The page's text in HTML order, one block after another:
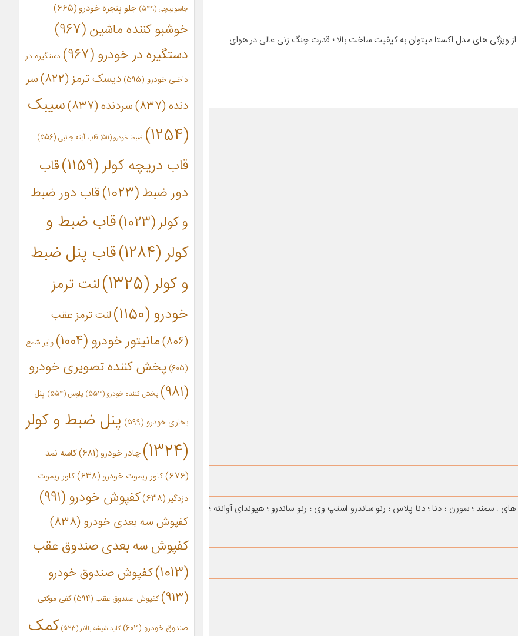
تایرز ساخت کشور کره جنوبی با تاریخ تولید سال 2020 است . از ویژگی های مدل اکستا میتوان به کیفیت ساخت بالا ؛ قدرت چنگ زنی عالی در هوای
: سمند ؛ سورن ؛ دنا ؛ دنا پلاس ؛ رنو ساندرو استپ وی ؛ رنو ساندرو ؛ هیوندای آوانته ؛
جاسوییچی (549) جلو پنجره خودرو (665)
خوشبو کننده ماشین(967)
دستگیره در خودرو(967)
دستگیره در
داخلی خودرو (595) دیسک ترمز(822)
سر
دنده(837) سردنده(837)
سیبک
(1254)
ضبط خودرو(511) قاب آینه جانبی (556)
قاب دریچه کولر(1159)
قاب
دور ضبط(1023)
قاب دور ضبط
و کولر(1023)
قاب ضبط و
کولر(1284)
قاب پنل ضبط
و کولر(1325)
لنت ترمز
خودرو(1150)
لنت ترمز عقب
(806)
مانیتور خودرو(1004)
وایر شمع
(605)
پخش کننده تصویری خودرو
(981)
پخش کننده خودرو(553) پلوس(554) پنل
بخاری خودرو (599)
پنل ضبط و کولر
(1324)
چادر خودرو (681)
کاسه نمد
(676)
کاور ریموت خودرو(638)
کاور ریموت
دزدگیر(638) کفپوش خودرو(991)
کفپوش سه بعدی خودرو (838)
کفپوش سه بعدی صندوق عقب
(1013)
کفپوش صندوق خودرو
(913)
کفپوش صندوق عقب (594) کفی موکتی
صندوق خودرو (602) کلید شیشه بالابر(523)
کمک